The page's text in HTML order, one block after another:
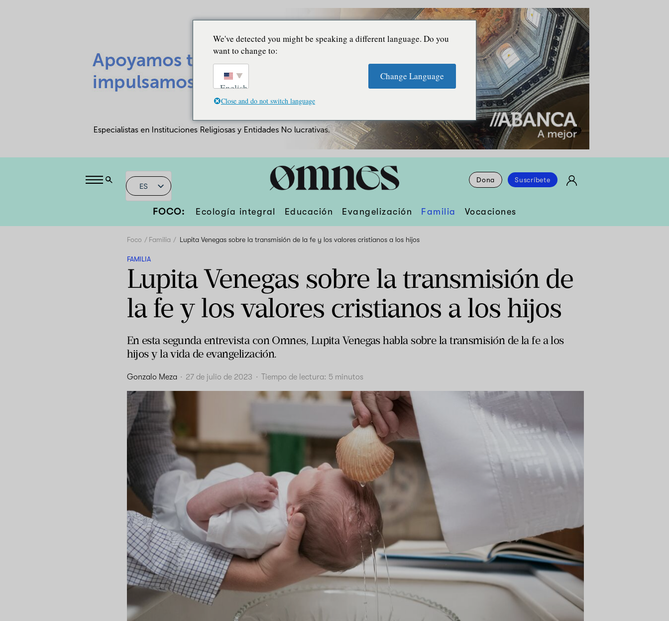
ES
Dona Suscríbete
FOCO: Ecología integral Educación Evangelización Familia Vocaciones
Foco Familia Lupita Venegas sobre la transmisión de la fe y los valores cristianos a los hijos
FAMILIA
Lupita Venegas sobre la transmisión de
la fe y los valores cristianos a los hijos
En esta segunda entrevista con Omnes, Lupita Venegas habla sobre la transmisión de la fe a los
hijos y la vida de evangelización.
Gonzalo Meza · 27 de julio de 2023 · Tiempo de lectura: 5 minutos
We've detected you might be speaking a different language. Do you
want to change to:
English
Change Language
Close and do not switch language